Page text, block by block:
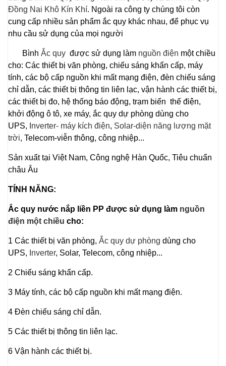
Đồng Nai Khô Kín Khí. Ngoài ra công ty chúng tôi còn
cung cấp nhiều sản phẩm ắc quy khác nhau, để phục vụ
nhu cầu sử dụng của mọi người
Bình Ắc quy được sử dụng làm nguồn điện một chiều
cho: Các thiết bị văn phòng, chiếu sáng khẩn cấp, máy
tính, các bộ cấp nguồn khi mất mạng điện, đèn chiếu sáng
chỉ dẫn, các thiết bị thông tin liên lạc, vận hành các thiết bị,
các thiết bị đo, hệ thống báo động, trạm biến thế điện,
khởi động ô tô, xe máy, ắc quy dự phòng dùng cho
UPS, Inverter- máy kích điện, Solar-diện năng lượng mặt
trời, Telecom-viễn thông, công nhiệp...
Sản xuất tại Việt Nam, Công nghệ Hàn Quốc, Tiêu chuẩn
châu Âu
TÍNH NĂNG:
Ắc quy nước nắp liền PP được sử dụng làm nguồn
điện một chiều cho:
1 Các thiết bị văn phòng, Ắc quy dự phòng dùng cho
UPS, Inverter, Solar, Telecom, công nhiệp...
2 Chiếu sáng khẩn cấp.
3 Máy tính, các bộ cấp nguồn khi mất mạng điện.
4 Đèn chiếu sáng chỉ dẫn.
5 Các thiết bị thông tin liên lạc.
6 Vận hành các thiết bị.